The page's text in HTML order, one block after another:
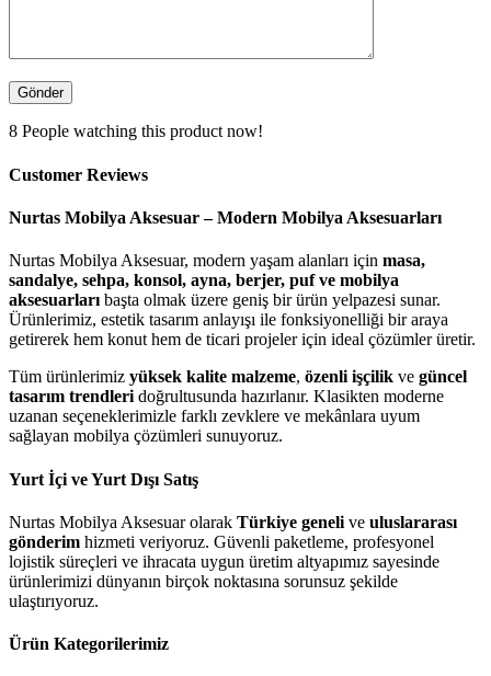
8 People watching this product now!
Customer Reviews
Nurtas Mobilya Aksesuar – Modern Mobilya Aksesuarları
Nurtas Mobilya Aksesuar, modern yaşam alanları için masa,
sandalye, sehpa, konsol, ayna, berjer, puf ve mobilya
aksesuarları başta olmak üzere geniş bir ürün yelpazesi sunar.
Ürünlerimiz, estetik tasarım anlayışı ile fonksiyonelliği bir araya
getirerek hem konut hem de ticari projeler için ideal çözümler üretir.
Tüm ürünlerimiz yüksek kalite malzeme, özenli işçilik ve güncel
tasarım trendleri doğrultusunda hazırlanır. Klasikten moderne
uzanan seçeneklerimizle farklı zevklere ve mekânlara uyum
sağlayan mobilya çözümleri sunuyoruz.
Yurt İçi ve Yurt Dışı Satış
Nurtas Mobilya Aksesuar olarak Türkiye geneli ve uluslararası
gönderim hizmeti veriyoruz. Güvenli paketleme, profesyonel
lojistik süreçleri ve ihracata uygun üretim altyapımız sayesinde
ürünlerimizi dünyanın birçok noktasına sorunsuz şekilde
ulaştırıyoruz.
Ürün Kategorilerimiz